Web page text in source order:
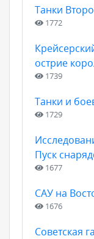
Танки
1772
острие
1739
Танки и
1729
Пуск
1677
САУ на
1676
Советская